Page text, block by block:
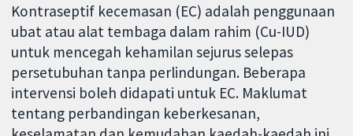
Kontraseptif kecemasan (EC) adalah penggunaan
ubat atau alat tembaga dalam rahim (Cu-IUD)
untuk mencegah kehamilan sejurus selepas
persetubuhan tanpa perlindungan. Beberapa
intervensi boleh didapati untuk EC. Maklumat
tentang perbandingan keberkesanan,